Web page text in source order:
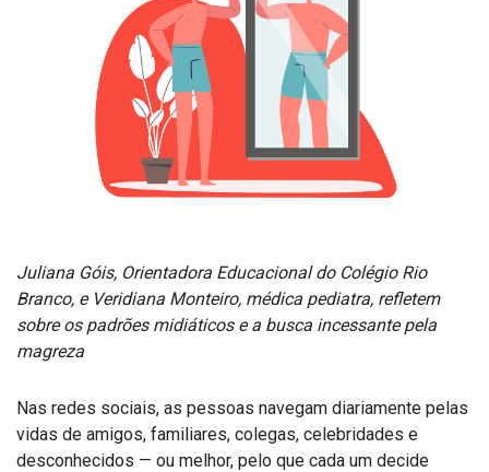
Juliana Góis, Orientadora Educacional do Colégio Rio
Branco, e Veridiana Monteiro, médica pediatra, refletem
sobre os padrões midiáticos e a busca incessante pela
magreza
Nas redes sociais, as pessoas navegam diariamente pelas
vidas de amigos, familiares, colegas, celebridades e
desconhecidos — ou melhor, pelo que cada um decide